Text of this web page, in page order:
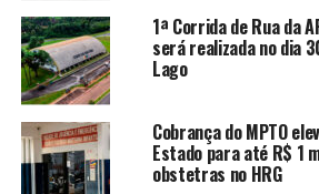
1ª Corrida de Rua da
será realizada no dia
Lago
Cobrança do MPTO
Estado para até R$ 1
obstetras no HRG